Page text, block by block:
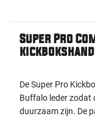
Super Pro
De Super Pro
Buffalo leder zodat
duurzaam zijn. De